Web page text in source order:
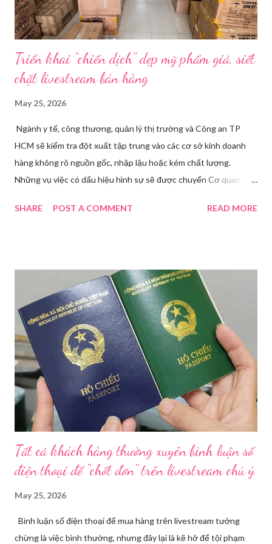
Triển khai “chiến dịch” dẹp mỹ phẩm giả, siết
chặt livestream bán hàng
May 25, 2026
Ngành y tế, công thương, quản lý thị trường và Công an TP
HCM sẽ kiểm tra đột xuất tập trung vào các cơ sở kinh doanh
hàng không rõ nguồn gốc, nhập lậu hoặc kém chất lượng.
Những vụ việc có dấu hiệu hình sự sẽ được chuyển Cơ quan
Hoài Nam đã ký ban hành Kế hoạch số 4316/KH-SYT về việc
trạng kinh doanh mỹ phẩm thật - giả lẫn lộn. Để chấn chỉnh, Sở Y
tế TP HCM sẽ phối hợp với các sở, ngành và chính quyền địa
phương tăng cường kiểm tra, giám sát. Đợt này, Phòng Nghiệp
vụ Dược sẽ tham mưu Giám đốc Sở Y tế thành lập Tổ công tác
về mỹ phẩm. Cơ quan Cảnh sát điều tra Công an TP HCM vừa
triệt phá đường dây sản xuất, buôn bán mỹ phẩm giả quy mô
lớn, hoạt động tinh vi ngay giữa khu dân cư ở phường Tân Tạo.
Bên cạnh đó, Sở Y tế sẽ công khai danh ...
SHARE POST A COMMENT READ MORE
Tất cả khách hàng thường xuyên bình luận số
điện thoại để "chốt đơn" trên livestream chú ý
May 25, 2026
Bình luận số điện thoại để mua hàng trên livestream tưởng
chừng là việc bình thường, nhưng đây lại là kẽ hở để tội phạm